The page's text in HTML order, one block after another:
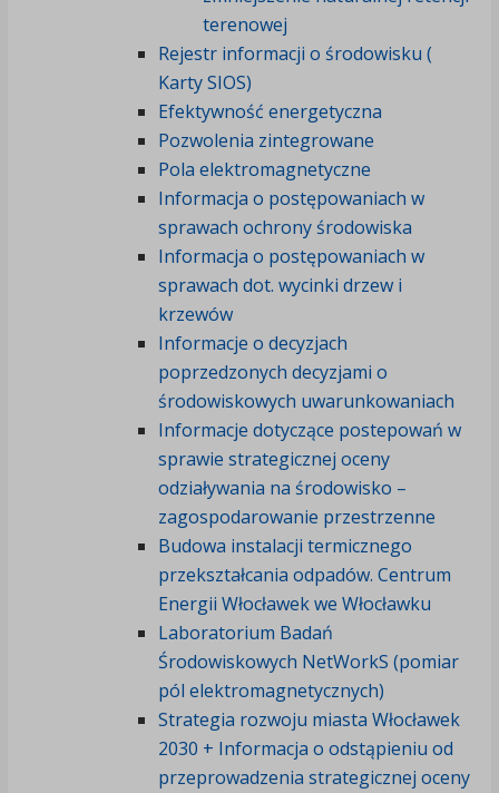
terenowej
Rejestr informacji o środowisku (
Karty SIOS)
Efektywność energetyczna
Pozwolenia zintegrowane
Pola elektromagnetyczne
Informacja o postępowaniach w
sprawach ochrony środowiska
Informacja o postępowaniach w
sprawach dot. wycinki drzew i
krzewów
Informacje o decyzjach
poprzedzonych decyzjami o
środowiskowych uwarunkowaniach
Informacje dotyczące postepowań w
sprawie strategicznej oceny
odziaływania na środowisko –
zagospodarowanie przestrzenne
Budowa instalacji termicznego
przekształcania odpadów. Centrum
Energii Włocławek we Włocławku
Laboratorium Badań
Środowiskowych NetWorkS (pomiar
pól elektromagnetycznych)
Strategia rozwoju miasta Włocławek
2030 + Informacja o odstąpieniu od
przeprowadzenia strategicznej oceny